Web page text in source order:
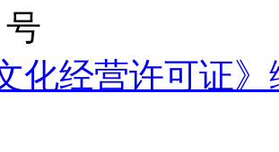
化经营许可证